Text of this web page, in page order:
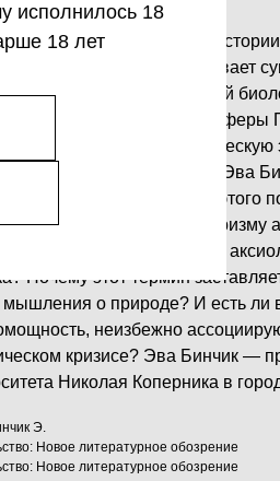
исполнилось 18
18 лет
последние столетия в
в том, что человек оказывает
В 2000 году американский
исследователь атмосферы
современную
«эпоха человека». В книге Эва
спектр дискуссий вокруг
времени. Как сквозь призму
философские дилеммы,
Почему этот термин
мышления о природе? И есть ли
неизбежно
кризисе? Эва Бинчик —
Николая Коперника в
Э.
Новое литературное обозрение
Новое литературное обозрение